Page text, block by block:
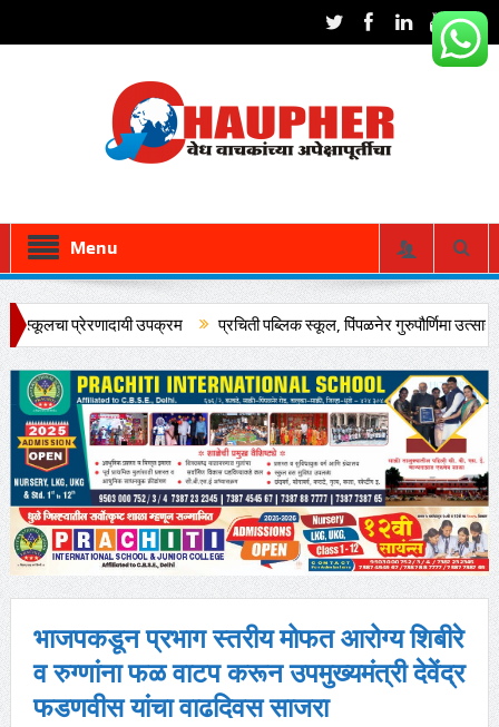
Menu
उपक्रम प्रचिती पब्लिक स्कूल, पिंपळनेर गुरुपौर्णिमा उत्साहात साजरी..!
कार्यक्रम संपन्न
भाजपकडून प्रभाग स्तरीय मोफत आरोग्य शिबीरे
व रुग्णांना फळ वाटप करून उपमुख्यमंत्री देवेंद्र
फडणवीस यांचा वाढदिवस साजरा